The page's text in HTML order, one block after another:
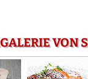
VON